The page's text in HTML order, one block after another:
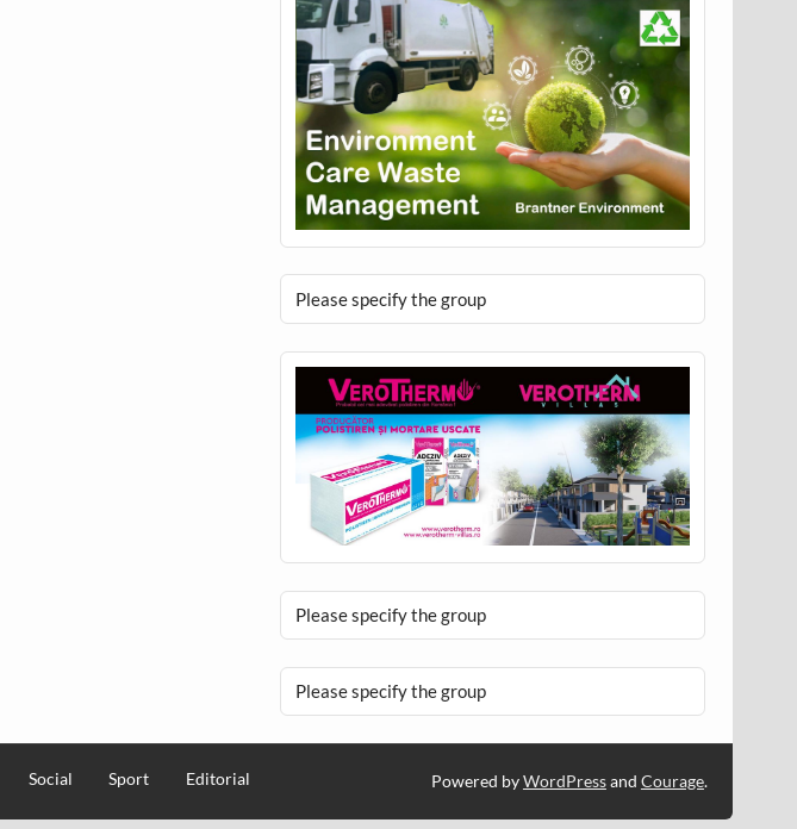
Please specify the group
Please specify the group
Please specify the group
Social Sport Editorial Powered byWordPressand Courage.